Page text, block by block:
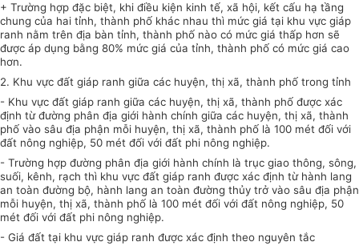
+ Trường hợp đặc biệt, khi điều kiện kinh tế, xã hội, kết cấu hạ tầng
chung của hai tỉnh, thành phố khác nhau thì mức giá tại khu vực giáp
ranh nằm trên địa bàn tỉnh, thành phố nào có mức giá thấp hơn sẽ
được áp dụng bằng 80% mức giá của tỉnh, thành phố có mức giá cao
hơn.
2. Khu vực đất giáp ranh giữa các huyện, thị xã, thành phố trong tỉnh
- Khu vực đất giáp ranh giữa các huyện, thị xã, thành phố được xác
định từ đường phân địa giới hành chính giữa các huyện, thị xã, thành
phố vào sâu địa phận mỗi huyện, thị xã, thành phố là 100 mét đối với
đất nông nghiệp, 50 mét đối với đất phi nông nghiệp.
- Trường hợp đường phân địa giới hành chính là trục giao thông, sông,
suối, kênh, rạch thì khu vực đất giáp ranh được xác định từ hành lang
an toàn đường bộ, hành lang an toàn đường thủy trở vào sâu địa phận
mỗi huyện, thị xã, thành phố là 100 mét đối với đất nông nghiệp, 50
mét đối với đất phi nông nghiệp.
- Giá đất tại khu vực giáp ranh được xác định theo nguyên tắc